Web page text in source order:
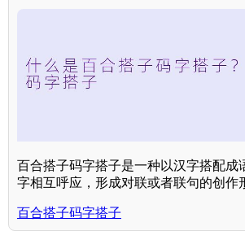
百合搭子码字搭子是一种以汉字搭配成
字相互呼应，形成对联或者联句的创作
百合搭子码字搭子